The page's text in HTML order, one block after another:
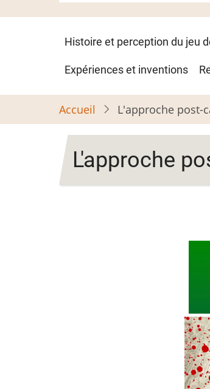
Navigation
principale
Histoire et perception du jeu
Expériences et inventions
Accueil L'approche post-
L'approche